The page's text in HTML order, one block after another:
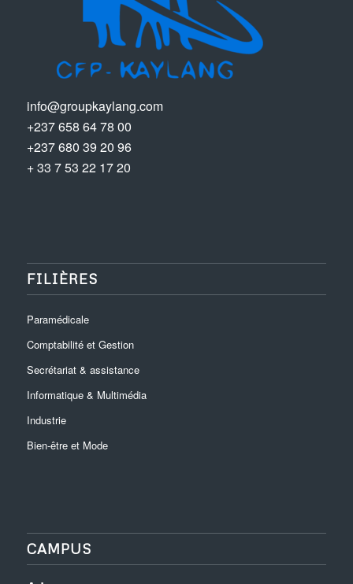
info@groupkaylang.com
+237 658 64 78 00
+237 680 39 20 96
+ 33 7 53 22 17 20
FILIÈRES
Paramédicale
Comptabilité et Gestion
Secrétariat & assistance
Informatique & Multimédia
Industrie
Bien-être et Mode
CAMPUS